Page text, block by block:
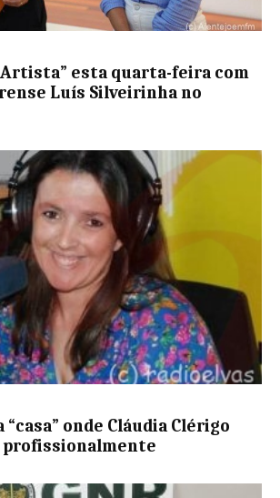
Artista” esta quarta-feira com
Luís Silveirinha no
“casa” onde Cláudia Clérigo